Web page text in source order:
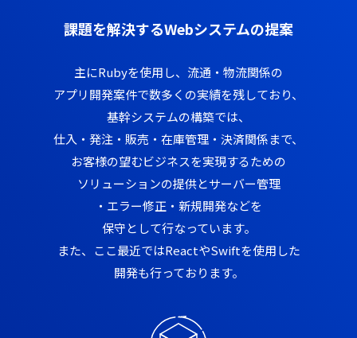
課題を解決するWebシステムの提案
主にRubyを使用し、流通・物流関係の
アプリ開発案件で数多くの実績を残しており、
基幹システムの構築では、
仕入・発注・販売・在庫管理・決済関係まで、
お客様の望むビジネスを実現するための
ソリューションの提供とサーバー管理
・エラー修正・新規開発などを
保守として行なっています。
また、ここ最近ではReactやSwiftを使用した
開発も行っております。